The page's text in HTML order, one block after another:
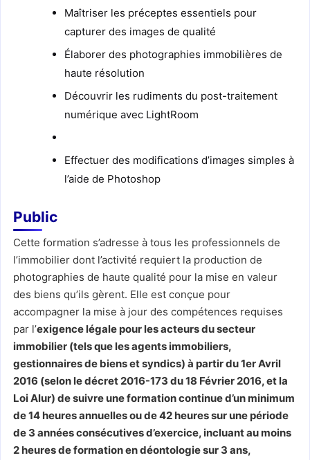
Maîtriser les préceptes essentiels pour
capturer des images de qualité
Élaborer des photographies immobilières de
haute résolution
Découvrir les rudiments du post-traitement
numérique avec LightRoom
Effectuer des modifications d’images simples à
l’aide de Photoshop
Public
Cette formation s’adresse à tous les professionnels de
l’immobilier dont l’activité requiert la production de
photographies de haute qualité pour la mise en valeur
des biens qu’ils gèrent. Elle est conçue pour
accompagner la mise à jour des compétences requises
par l’exigence légale pour les acteurs du secteur
immobilier (tels que les agents immobiliers,
gestionnaires de biens et syndics) à partir du 1er Avril
2016 (selon le décret 2016-173 du 18 Février 2016, et la
Loi Alur) de suivre une formation continue d’un minimum
de 14 heures annuelles ou de 42 heures sur une période
de 3 années consécutives d’exercice, incluant au moins
2 heures de formation en déontologie sur 3 ans,